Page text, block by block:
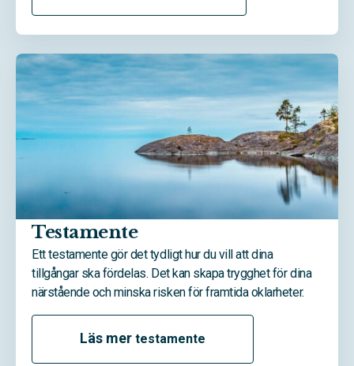
Testamente
Ett testamente gör det tydligt hur du vill att dina
tillgångar ska fördelas. Det kan skapa trygghet för dina
närstående och minska risken för framtida oklarheter.
Läs mer testamente